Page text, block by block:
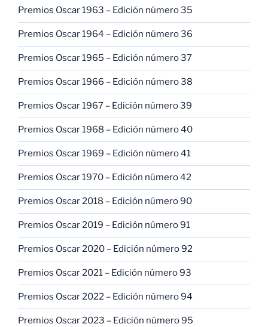
Premios Oscar 1963 – Edición número 35
Premios Oscar 1964 – Edición número 36
Premios Oscar 1965 – Edición número 37
Premios Oscar 1966 – Edición número 38
Premios Oscar 1967 – Edición número 39
Premios Oscar 1968 – Edición número 40
Premios Oscar 1969 – Edición número 41
Premios Oscar 1970 – Edición número 42
Premios Oscar 2018 – Edición número 90
Premios Oscar 2019 – Edición número 91
Premios Oscar 2020 – Edición número 92
Premios Oscar 2021 – Edición número 93
Premios Oscar 2022 – Edición número 94
Premios Oscar 2023 – Edición número 95